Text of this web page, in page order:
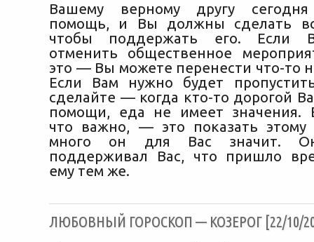
Вашему верному другу сегодня
помощь, и Вы должны сделать
чтобы поддержать его. Если
отменить общественное
это — Вы можете перенести что-то
Если Вам нужно будет
сделайте — когда кто-то дорогой
помощи, еда не имеет значения.
что важно, — это показать этому
много он для Вас значит.
поддерживал Вас, что пришло
ему тем же.
ЛЮБОВНЫЙ ГОРОСКОП — КОЗЕРОГ [22/10/